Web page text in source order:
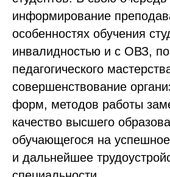
информирование
особенностях обучения
инвалидностью и с ОВЗ,
педагогического
совершенствование
форм, методов работы
качество высшего
обучающегося на
и дальнейшее